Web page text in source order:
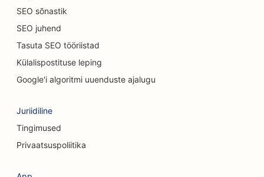
SEO keemilise koorimise teenuste jaoks
SEO kassikohvikutele
SEO puhastusteenuste jaoks
SEO konsultatsioonifirmadele
SEO kosmeetiliste kirurgide jaoks
SEO sõnastik
SEO juhend
Tasuta SEO tööriistad
Külalispostituse leping
Google'i algoritmi uuenduste ajalugu
Juriidiline
Tingimused
Privaatsuspoliitika